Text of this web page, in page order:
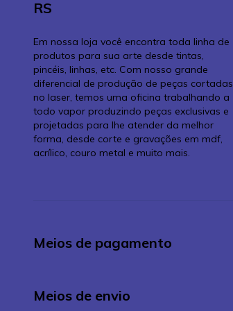
RS
Em nossa loja você encontra toda linha de
produtos para sua arte desde tintas,
pincéis, linhas, etc. Com nosso grande
diferencial de produção de peças cortadas
no laser, temos uma oficina trabalhando a
todo vapor produzindo peças exclusivas e
projetadas para lhe atender da melhor
forma, desde corte e gravações em mdf,
acrílico, couro metal e muito mais.
Meios de pagamento
Meios de envio